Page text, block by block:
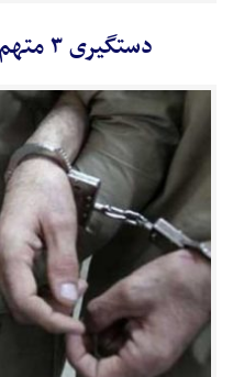
دستگیری ۳ متهم به سرقت در قوچان